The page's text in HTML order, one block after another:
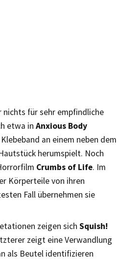
nichts für sehr empfindliche
etwa in Anxious Body
an einem neben dem
herumspielt. Noch
Crumbs of Life. Im
Körperteile von ihren
Fall übernehmen sie
zeigen sich Squish!
zeigt eine Verwandlung
als Beutel identifizieren